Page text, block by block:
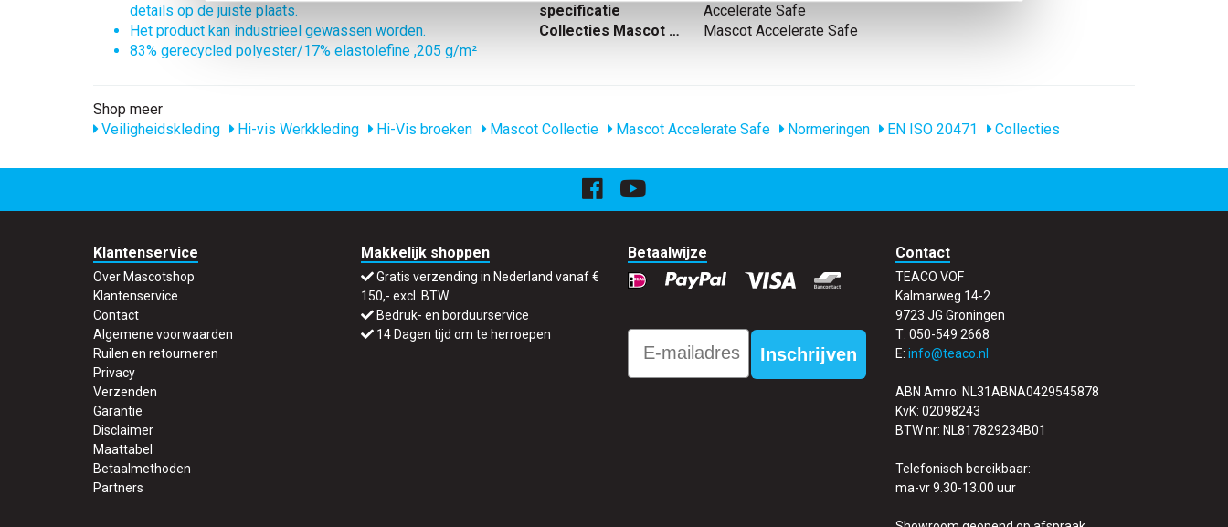
details op de juiste plaats.
Het product kan industrieel gewassen worden.
83% gerecycled polyester/17% elastolefine ,205 g/m²
specificatie
Accelerate Safe
Collecties Mascot Safe
Mascot Accelerate Safe
Shop meer
Veiligheidskleding
Hi-vis Werkkleding Hi-Vis broeken Mascot Collectie Mascot Accelerate Safe Normeringen EN ISO 20471 Collecties
Klantenservice
Over Mascotshop
Klantenservice
Contact
Algemene voorwaarden
Ruilen en retourneren
Privacy
Verzenden
Garantie
Disclaimer
Maattabel
Betaalmethoden
Partners
Makkelijk shoppen
Gratis verzending in Nederland vanaf €
150,- excl. BTW
Bedruk- en borduurservice
14 Dagen tijd om te herroepen
Betaalwijze
Email
Inschrijven
Contact
TEACO VOF
Kalmarweg 14-2
9723 JG Groningen
T: 050-549 2668
E: info@teaco.nl
ABN Amro: NL31ABNA0429545878
KvK: 02098243
BTW nr: NL817829234B01
Telefonisch bereikbaar:
ma-vr 9.30-13.00 uur